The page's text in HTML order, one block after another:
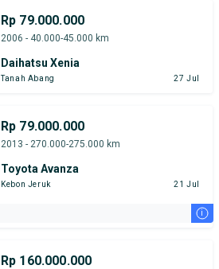
Rp 79.000.000
2006 - 40.000-45.000 km
Daihatsu Xenia
Tanah Abang 27 Jul
Rp 79.000.000
2013 - 270.000-275.000 km
Toyota Avanza
Kebon Jeruk 21 Jul
i
Rp 160.000.000